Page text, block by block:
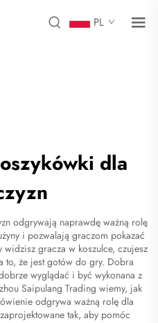
PL
dla
odgrywają naprawdę ważną rolę
i pozwalają graczom pokazać
gracza w koszulce, czujesz
to, że jest gotów do gry. Dobra
wyglądać i być wykonana z
Saipulang Trading wiemy, jak
odgrywa ważną rolę dla
tak, aby pomóc